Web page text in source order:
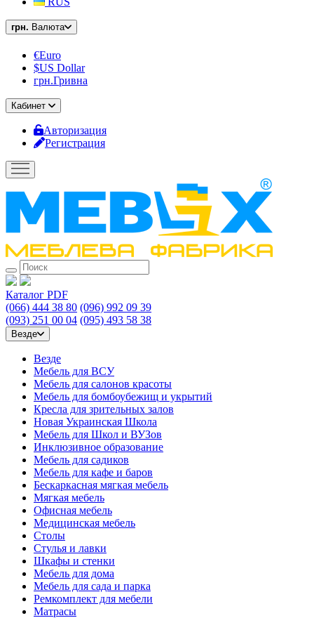
грн. Валюта
€Euro
$US Dollar
грн.Гривна
Кабинет
Авторизация
Регистрация
Каталог PDF
(066) 444 38 80 (096) 992 09 39
(093) 251 00 04 (095) 493 58 38
Везде
Везде
Мебель для ВСУ
Мебель для салонов красоты
Мебель для бомбоубежищ и укрытий
Кресла для зрительных залов
Новая Украинская Школа
Мебель для Школ и ВУЗов
Инклюзивное образование
Мебель для садиков
Мебель для кафе и баров
Бескаркасная мягкая мебель
Мягкая мебель
Офисная мебель
Медицинская мебель
Столы
Стулья и лавки
Шкафы и стенки
Мебель для дома
Мебель для сада и парка
Ремкомплект для мебели
Матрасы